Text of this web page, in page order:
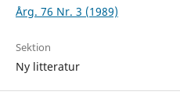
Årg. 76 Nr. 3 (1989)
Sektion
Ny litteratur